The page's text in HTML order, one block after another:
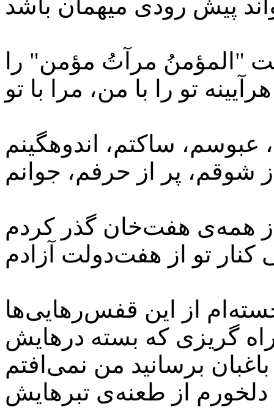
"المؤمنُ مرآتُ مؤمن" را
عبوسم، ساکتم، اندوهگینم
همه‌ی هفت‌خان گذر کردم
از این قفس‌رهایی‌ها
گریزی که بسته درهایش
باغبان برسانید من نمی‌افتم